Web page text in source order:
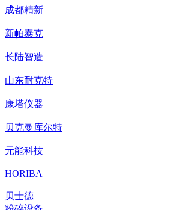
成都精新
新帕泰克
长陆智造
山东耐克特
康塔仪器
贝克曼库尔特
元能科技
HORIBA
贝士德